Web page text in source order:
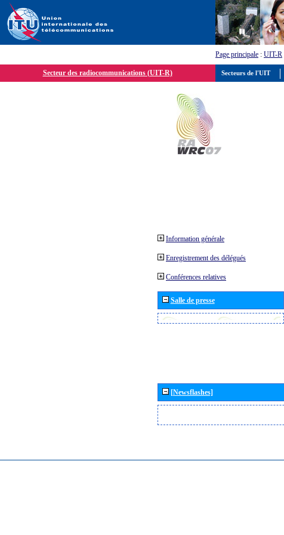
Page principale : UIT-R
Secteur des radiocommunications (UIT-R)
Information générale
Enregistrement des délégués
Conférences relatives
Salle de presse
[Newsflashes]
Secteurs de l'UIT